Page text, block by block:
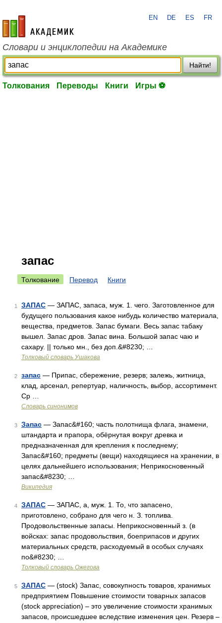
academic.ru
EN DE ES FR
Словари и энциклопедии на Академике
Найти!
Толкования Переводы Книги Игры ⚽
запас
Толкование Перевод Книги
1 ЗАПАС — ЗАПАС, запаса, муж. 1. чего. Заготовленное для
будущего пользования какое нибудь количество материала,
вещества, предметов. Запас бумаги. Весь запас табаку
вышел. Запас дров. Запас вина. Большой запас чаю и
сахару. || только мн., без доп.&#8230; …
Толковый словарь Ушакова
2 запас — Припас, сбережение, резерв; залежь, житница,
клад, арсенал, репертуар, наличность, выбор, ассортимент.
Ср …
Словарь синонимов
3 Запас — Запас&#160; часть полотнища флага, знамени,
штандарта и прапора, обёрнутая вокруг древка и
предназначенная для крепления к последнему;
Запас&#160; предметы (вещи) находящиеся на хранении, в
целях дальнейшего использования; Неприкосновенный
запас&#8230; …
Википедия
4 ЗАПАС — ЗАПАС, а, муж. 1. То, что запасено,
приготовлено, собрано для чего н. З. топлива.
Продовольственные запасы. Неприкосновенный з. (в
войсках: запас продовольствия, боеприпасов и других
материальных средств, расходуемый в особых случаях
по&#8230; …
Толковый словарь Ожегова
5 ЗАПАС — (stock) Запас, совокупность товаров, хранимых
предприятием Повышение стоимости товарных запасов
(stock appreciation) – это увеличение стоимости хранимых
запасов, происшедшее вследствие изменения цен. Резерв –